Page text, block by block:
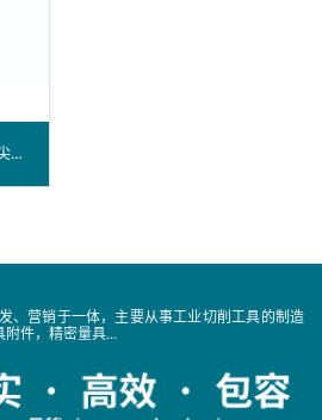
多功能4刃立铣刀 （涂层 尖角型）
、营销于一体，主要从事工业切削工具的制造
件，精密量具...